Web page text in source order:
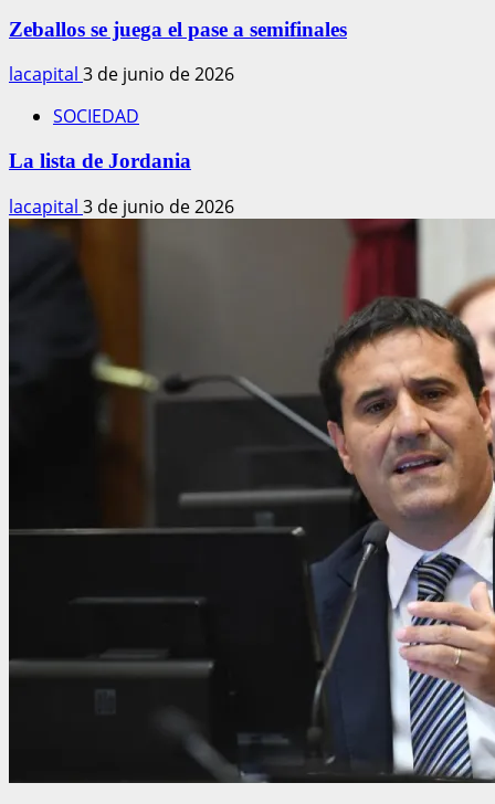
Zeballos se juega el pase a semifinales
lacapital 3 de junio de 2026
SOCIEDAD
La lista de Jordania
lacapital 3 de junio de 2026